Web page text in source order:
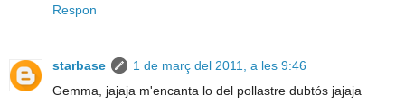
Respon
starbase
1 de març del 2011, a les 9:46
Gemma, jajaja m'encanta lo del pollastre dubtós jajaja